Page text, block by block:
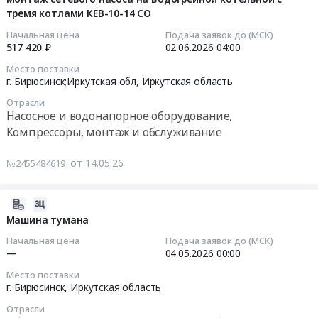
10-
тремя котлами КЕВ-10-14 СО
Начальная цена
517 420 ₽
Подача заявок до (МСК)
02.06.2026 04:00
Место поставки
г. Бирюсинск;Иркутская обл, Иркутская область
Отрасли
Насосное и водонапорное оборудование,
Компрессоры, монтаж и обслуживание
№2455484619 от 14.05.26
10-
Машина тумана
Начальная цена
—
Подача заявок до (МСК)
04.05.2026 00:00
Место поставки
г. Бирюсинск, Иркутская область
Отрасли